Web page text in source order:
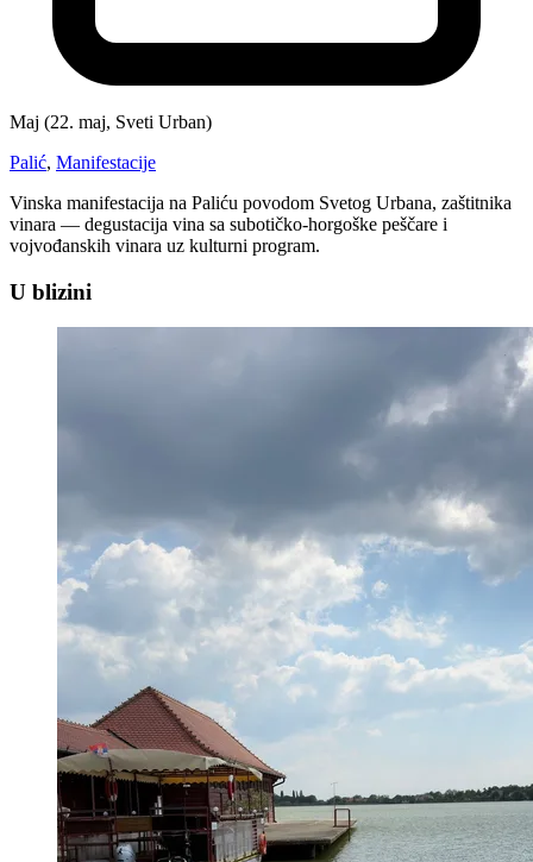
Maj (22. maj, Sveti Urban)
Palić, Manifestacije
Vinska manifestacija na Paliću povodom Svetog Urbana, zaštitnika
vinara — degustacija vina sa subotičko-horgoške peščare i
vojvođanskih vinara uz kulturni program.
U blizini